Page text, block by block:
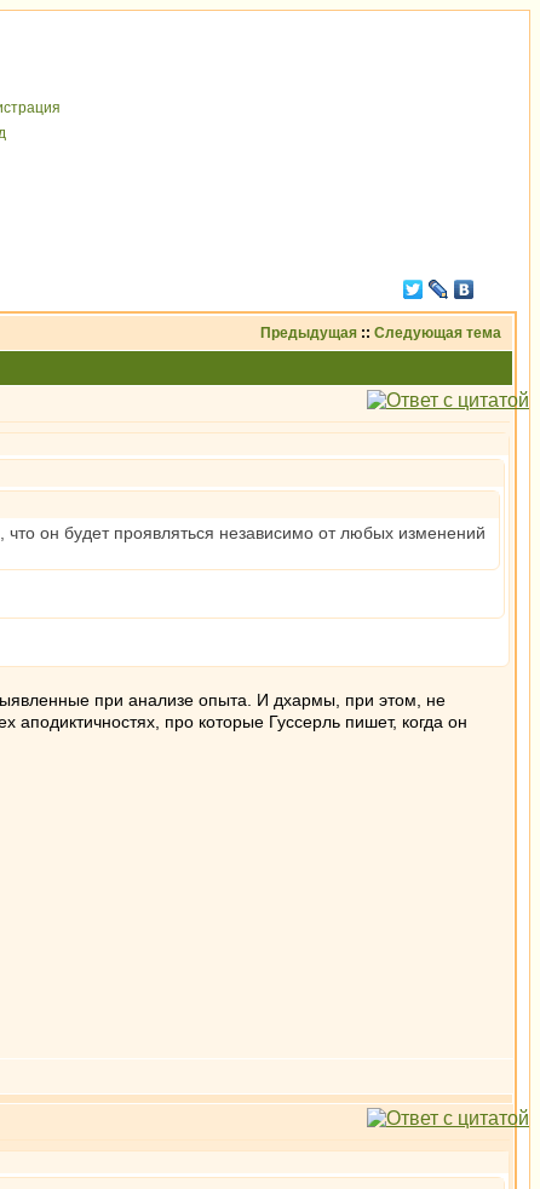
Предыдущая :: Следующая тема
он будет проявляться независимо от любых изменений
при анализе опыта. И дхармы, при этом, не
про которые Гуссерль пишет, когда он